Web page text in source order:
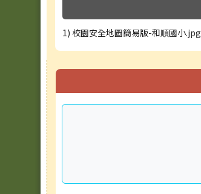
1) 校園安全地圖簡易版-和順國小.jpg
右邊區域內容